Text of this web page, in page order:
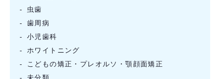
虫歯
歯周病
小児歯科
ホワイトニング
こどもの矯正・プレオルソ・顎顔面矯正